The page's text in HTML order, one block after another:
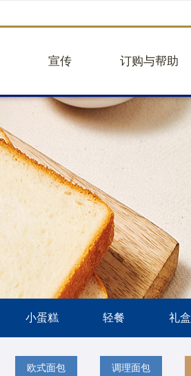
版
宣传
往期活动
往期新闻
品牌合作
订购与帮助
企业团购
建议意见
小蛋糕 轻餐 礼盒
欧式面包 调理面包